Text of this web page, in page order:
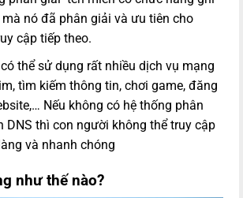
nó đã phân giải và ưu tiên cho
cập tiếp theo.
thể sử dụng rất nhiều dịch vụ mạng
tìm kiếm thông tin, chơi game, đăng
Nếu không có hệ thống phân
DNS thì con người không thể truy cập
và nhanh chóng
như thế nào?